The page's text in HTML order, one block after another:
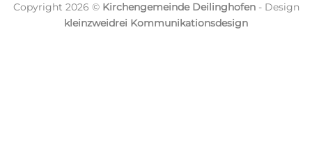
Copyright 2026 © Kirchengemeinde Deilinghofen- Design
kleinzweidrei Kommunikationsdesign